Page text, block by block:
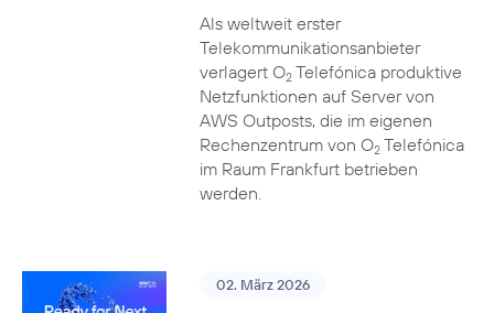
Als weltweit erster
Telekommunikationsanbieter
verlagert O2Telefónica produktive
Netzfunktionen auf Server von
AWS Outposts, die im eigenen
Rechenzentrum von O2Telefónica
im Raum Frankfurt betrieben
werden.
02. März 2026